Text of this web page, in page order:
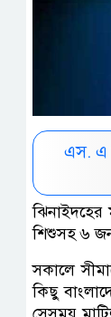
এস. এ
ঝিনাইদহের
শিশুসহ ৬
সকালে
কিছু